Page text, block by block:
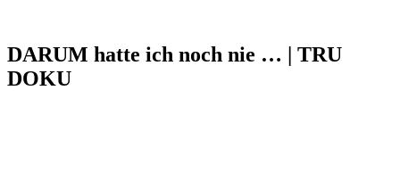
DARUM hatte ich noch nie … | TRU
DOKU